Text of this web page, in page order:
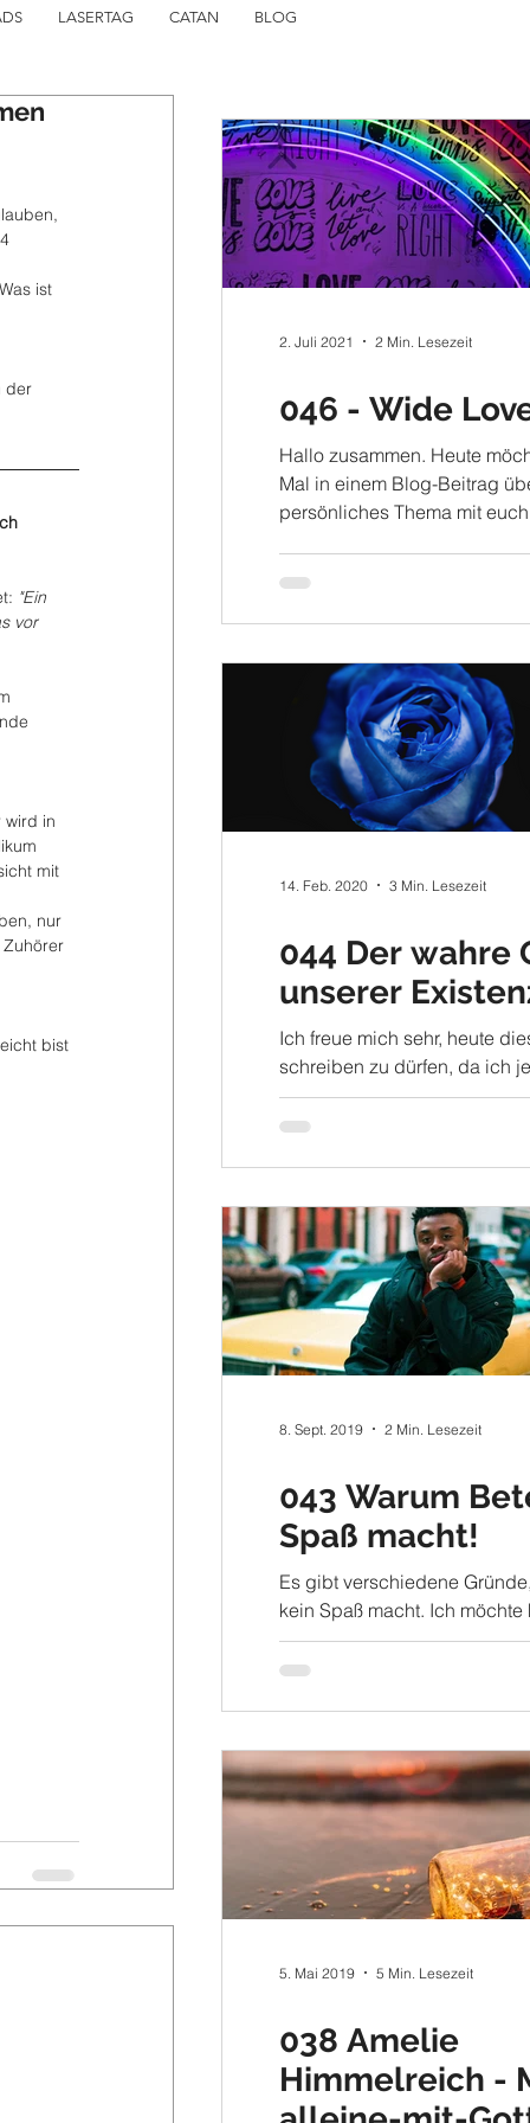
LASERTAG CATAN BLOG
ist
der
"Ein
vor
wird in
mit
nur
bist
046 - Wide
Hallo zusammen. Heute
Mal in einem Blog-Beitrag
persönliches Thema mit
2. Juli 2021 2 Min. Lesezeit
044 Der wahre
unserer
Ich freue mich sehr, heute
schreiben zu dürfen, da ich
halbes Jahr keinen Blog
habe. Heute...
14. Feb. 2020 3 Min. Lesezeit
043 Warum
Spaß macht!
Es gibt verschiedene
kein Spaß macht. Ich
Aufzählen: 1. Gebet macht
8. Sept. 2019 2 Min. Lesezeit
038 Amelie
Himmelreich -
5. Mai 2019 5 Min. Lesezeit